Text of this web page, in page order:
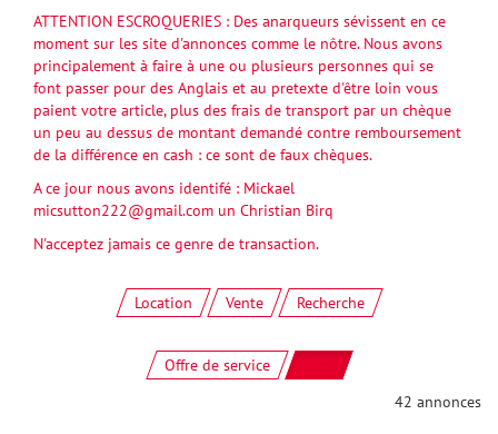
ATTENTION ESCROQUERIES : Des anarqueurs sévissent en ce
moment sur les site d'annonces comme le nôtre. Nous avons
principalement à faire à une ou plusieurs personnes qui se
font passer pour des Anglais et au pretexte d'être loin vous
paient votre article, plus des frais de transport par un chèque
un peu au dessus de montant demandé contre remboursement
de la différence en cash : ce sont de faux chèques.
A ce jour nous avons identifé : Mickael
micsutton222@gmail.com un Christian Birq
N'acceptez jamais ce genre de transaction.
Location Vente Recherche
Offre de service
42 annonces